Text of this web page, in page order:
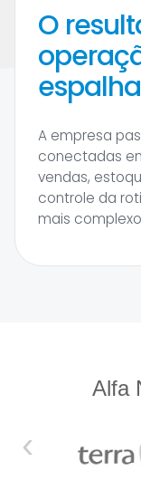
O
A empresa
conectadas
vendas,
controle da
mais
Alfa
‹